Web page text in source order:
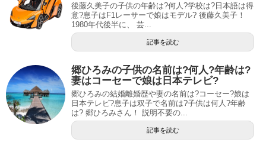
後藤久美子の子供の年齢は?何人?学校は?日本語は得
意?息子はF1レーサーで娘はモデル? 後藤久美子！
1980年代後半に、 芸...
記事を読む
郷ひろみの子供の名前は?何人?年齢は?
妻はコーセーで娘は日本テレビ?
郷ひろみの結婚離婚歴や妻の名前は?コーセー?娘は
日本テレビ?息子は双子で名前は?子供は何人?年齢
は? 郷ひろみさん！ 説明不要の...
記事を読む